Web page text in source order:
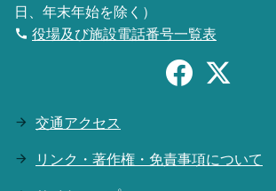
日、年末年始を除く）
役場及び施設電話番号一覧表
交通アクセス
リンク・著作権・免責事項について